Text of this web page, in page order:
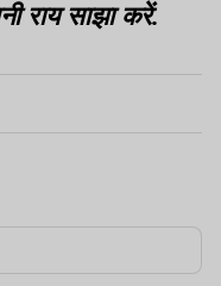
राय साझा करें.